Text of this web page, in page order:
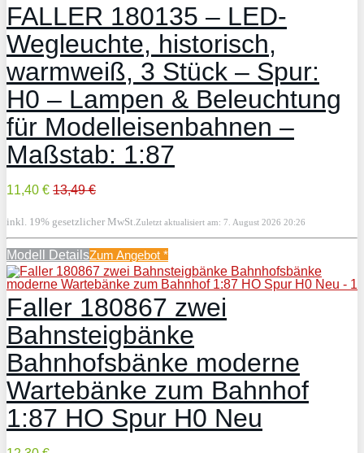
FALLER 180135 – LED-
Wegleuchte, historisch,
warmweiß, 3 Stück – Spur:
H0 – Lampen & Beleuchtung
für Modelleisenbahnen –
Maßstab: 1:87
11,40 € 13,49 €
inkl. 19% gesetzlicher MwSt. Zuletzt aktualisiert am: 7. August 2026 20:26
Modell DetailsZum Angebot *
Faller 180867 zwei
Bahnsteigbänke
Bahnhofsbänke moderne
Wartebänke zum Bahnhof
1:87 HO Spur H0 Neu